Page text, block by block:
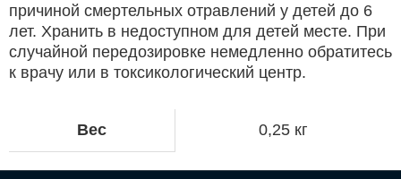
причиной смертельных отравлений у детей до 6
лет. Хранить в недоступном для детей месте. При
случайной передозировке немедленно обратитесь
к врачу или в токсикологический центр.
Вес 0,25 кг